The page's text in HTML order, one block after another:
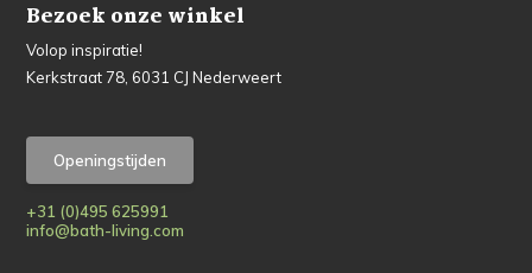
Bezoek onze winkel
Volop inspiratie!
Kerkstraat 78, 6031 CJ Nederweert
Openingstijden
+31 (0)495 625991
info@bath-living.com